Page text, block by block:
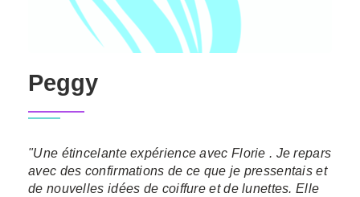
Peggy
"Une étincelante expérience avec Florie . Je repars
avec des confirmations de ce que je pressentais et
de nouvelles idées de coiffure et de lunettes. Elle